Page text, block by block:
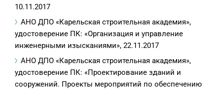
10.11.2017
АНО ДПО «Карельская строительная академия»,
удостоверение ПК: «Организация и управление
инженерными изысканиями», 22.11.2017
АНО ДПО «Карельская строительная академия»,
удостоверение ПК: «Проектирование зданий и
сооружений. Проекты мероприятий по обеспечению